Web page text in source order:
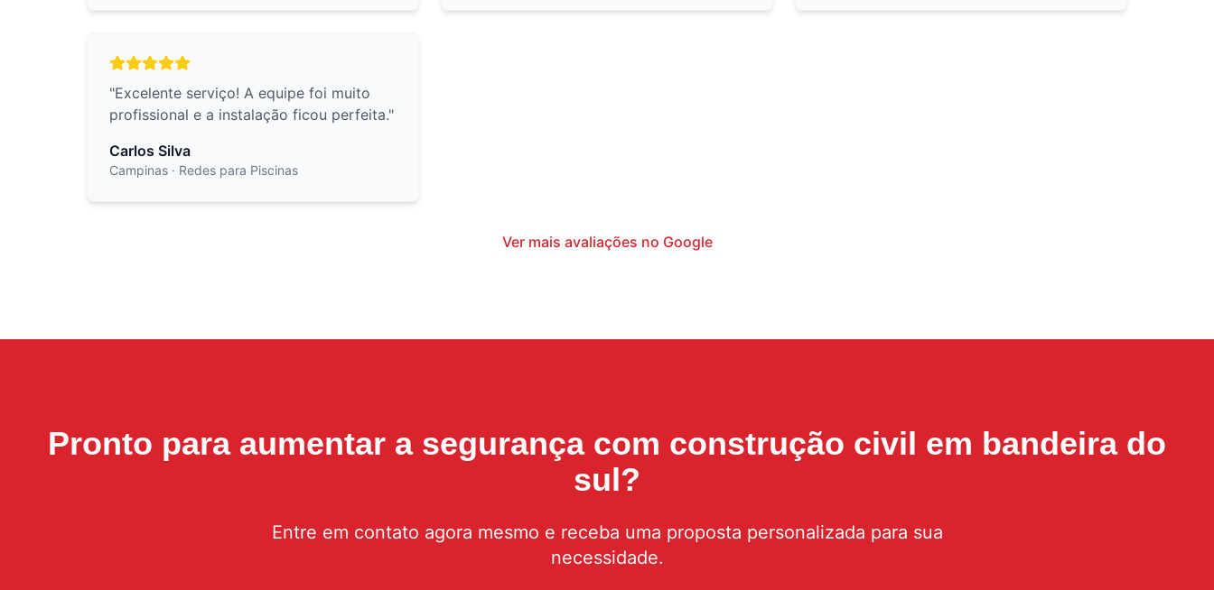
"Excelente serviço! A equipe foi muito
profissional e a instalação ficou perfeita."
Carlos Silva
Campinas · Redes para Piscinas
Ver mais avaliações no Google
Pronto para aumentar a segurança com construção civil em bandeira do
sul?
Entre em contato agora mesmo e receba uma proposta personalizada para sua
necessidade.